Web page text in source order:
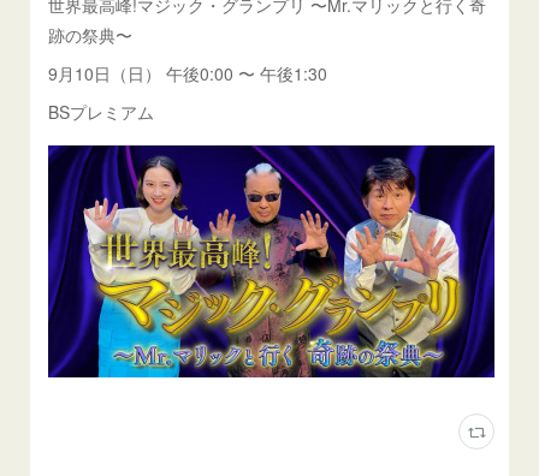
世界最高峰!マジック・グランプリ 〜Mr.マリックと行く奇
跡の祭典〜
9月10日（日） 午後0:00 〜 午後1:30
BSプレミアム